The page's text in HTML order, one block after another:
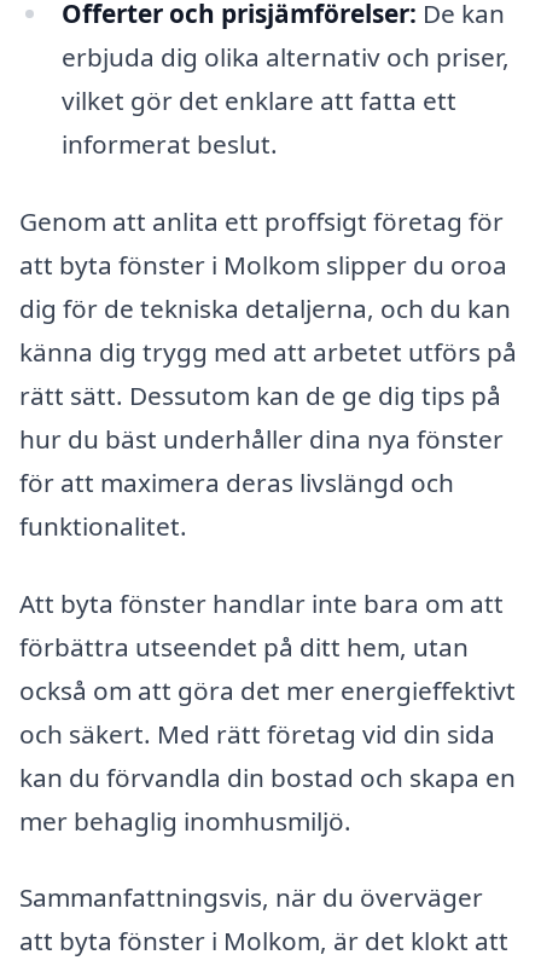
Offerter och prisjämförelser: De kan
erbjuda dig olika alternativ och priser,
vilket gör det enklare att fatta ett
informerat beslut.
Genom att anlita ett proffsigt företag för
att byta fönster i Molkom slipper du oroa
dig för de tekniska detaljerna, och du kan
känna dig trygg med att arbetet utförs på
rätt sätt. Dessutom kan de ge dig tips på
hur du bäst underhåller dina nya fönster
för att maximera deras livslängd och
funktionalitet.
Att byta fönster handlar inte bara om att
förbättra utseendet på ditt hem, utan
också om att göra det mer energieffektivt
och säkert. Med rätt företag vid din sida
kan du förvandla din bostad och skapa en
mer behaglig inomhusmiljö.
Sammanfattningsvis, när du överväger
att byta fönster i Molkom, är det klokt att